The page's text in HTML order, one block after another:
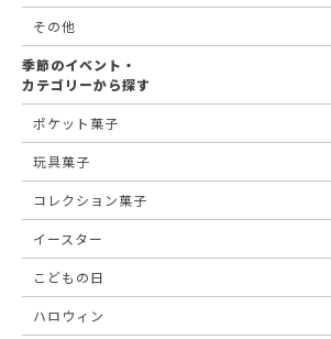
その他
季節のイベント・
カテゴリーから探す
ポケット菓子
玩具菓子
コレクション菓子
イースター
こどもの日
ハロウィン